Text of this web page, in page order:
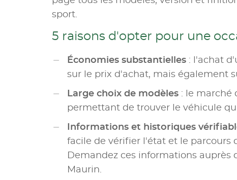
sport.
5 raisons d'opter pour une
Économies substantielles : l'achat
sur le prix d'achat, mais également
Large choix de modèles : le marché
permettant de trouver le véhicule
Informations et historiques
facile de vérifier l'état et le parcours
Demandez ces informations
Maurin.